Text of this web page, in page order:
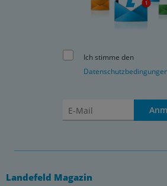
Ich stimme den
Landefeld Magazin